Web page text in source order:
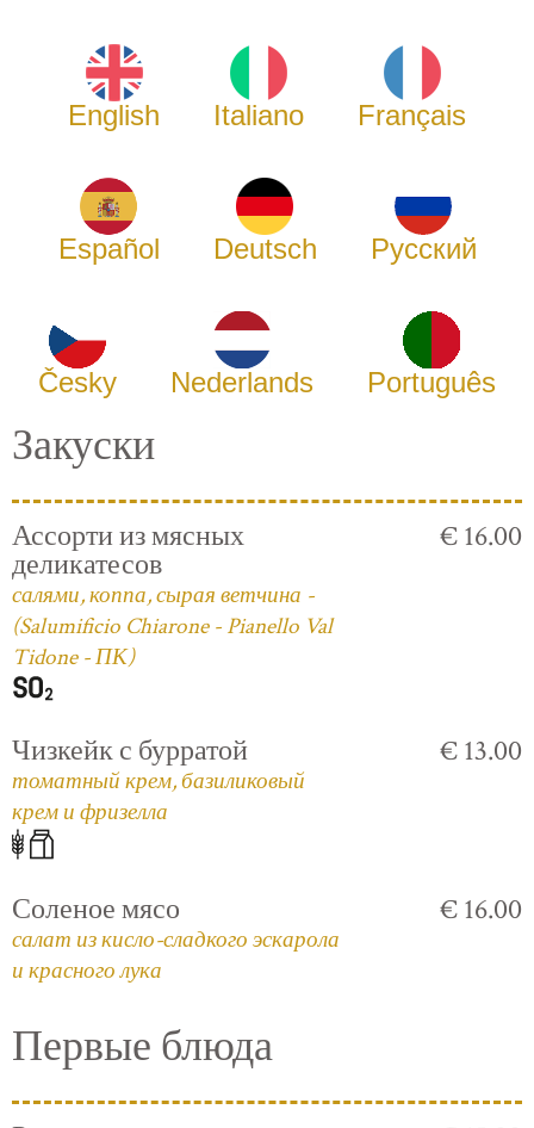
English Italiano Français
Español Deutsch Русский
Česky Nederlands Português
Закуски
Ассорти из мясных
деликатесов
салями, коппа, сырая ветчина -
(Salumificio Chiarone - Pianello Val
Tidone - ПК)
€ 16.00
Чизкейк с бурратой
томатный крем, базиликовый
крем и фризелла
€ 13.00
Соленое мясо
салат из кисло-сладкого эскарола
и красного лука
€ 16.00
Первые блюда